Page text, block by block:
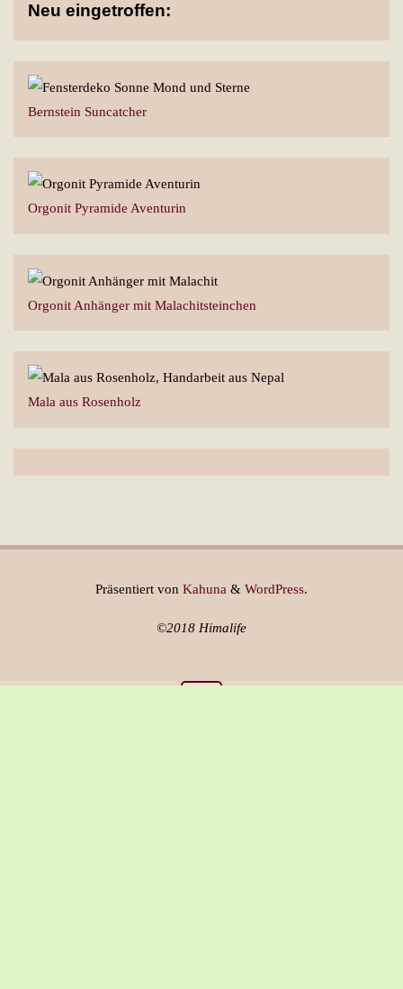
Neu eingetroffen:
Bernstein Suncatcher
Orgonit Pyramide Aventurin
Orgonit Anhänger mit Malachitsteinchen
Mala aus Rosenholz
Präsentiert von Kahuna & WordPress.
©2018 Himalife